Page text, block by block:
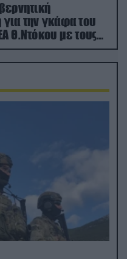
την γκάφα του
Θ.Ντόκου με τους